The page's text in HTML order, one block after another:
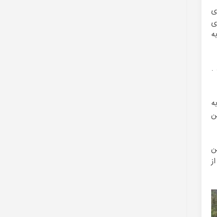
.
اش از